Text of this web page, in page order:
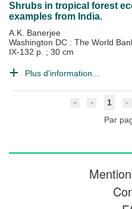
Shrubs in tropical forest
examples from India.
A.K. Banerjee
Washington DC : The World
IX-132 p. ; 30 cm
Plus d'information...
1
Par